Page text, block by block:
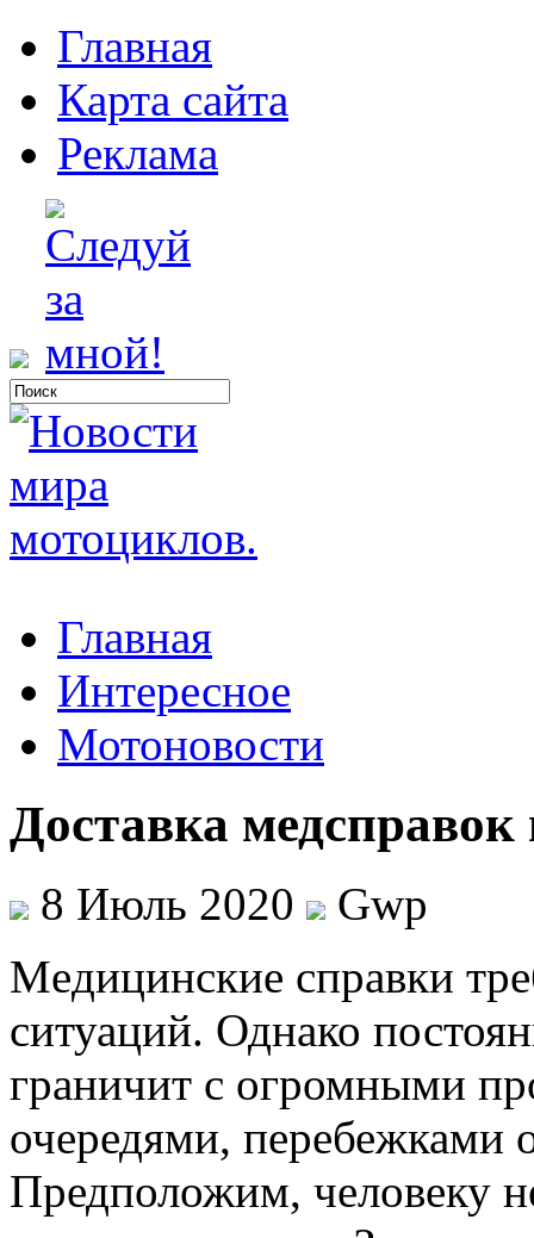
Главная
Карта сайта
Реклама
Главная
Интересное
Мотоновости
Доставка медсправок
8 Июль 2020
Gwp
Мeдицинскиe спрaвки
ситуаций. Однако
граничит с огромными
очередями, перебежками
Предположим, человеку